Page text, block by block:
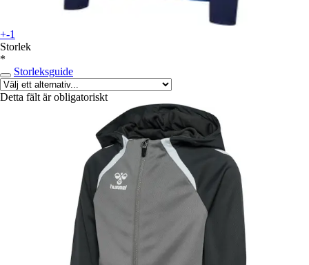
+-1
Storlek
*
Storleksguide
Detta fält är obligatoriskt